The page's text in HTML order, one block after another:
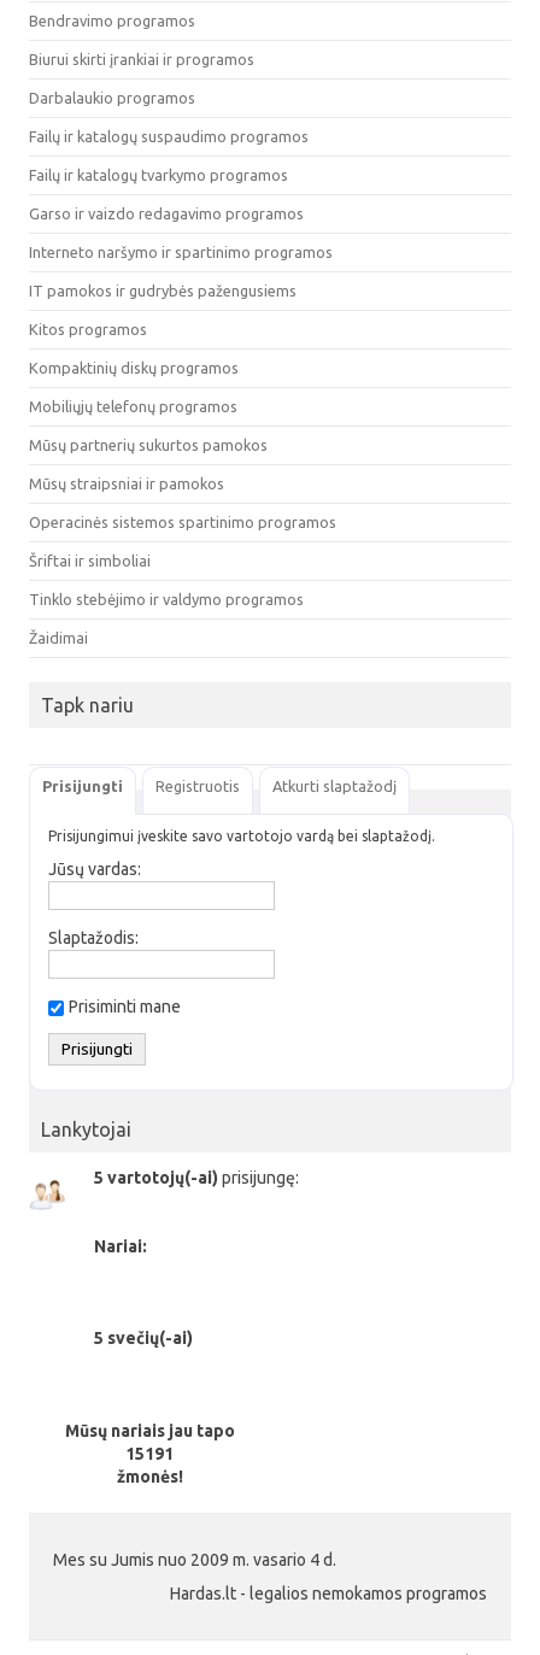
Bendravimo programos
Biurui skirti įrankiai ir programos
Darbalaukio programos
Failų ir katalogų suspaudimo programos
Failų ir katalogų tvarkymo programos
Garso ir vaizdo redagavimo programos
Interneto naršymo ir spartinimo programos
IT pamokos ir gudrybės pažengusiems
Kitos programos
Kompaktinių diskų programos
Mobiliųjų telefonų programos
Mūsų partnerių sukurtos pamokos
Mūsų straipsniai ir pamokos
Operacinės sistemos spartinimo programos
Šriftai ir simboliai
Tinklo stebėjimo ir valdymo programos
Žaidimai
Tapk nariu
Prisijungti Registruotis Atkurti slaptažodį
Prisijungimui įveskite savo vartotojo vardą bei slaptažodį.
Jūsų vardas:
Slaptažodis:
Prisiminti mane
Lankytojai
5 vartotojų(-ai) prisijungę:
Nariai:
5 svečių(-ai)
Mūsų nariais jau tapo
15191
žmonės!
Mes su Jumis nuo 2009 m. vasario 4 d.
Hardas.lt - legalios nemokamos programos